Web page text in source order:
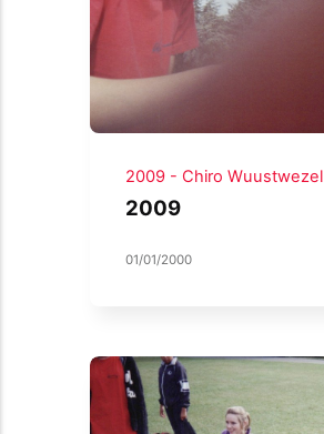
2009 - Chiro Wuustwezel
2009
01/01/2000